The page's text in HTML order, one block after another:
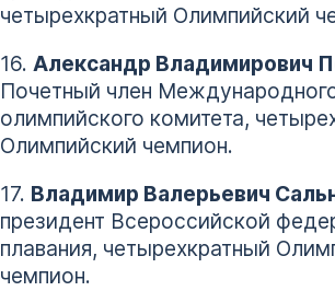
четырехкратный Олимпийский
16. Александр Владимирович
Почетный член
олимпийского комитета,
Олимпийский чемпион.
17. Владимир Валерьевич
президент Всероссийской
плавания, четырехкратный
чемпион.